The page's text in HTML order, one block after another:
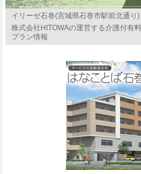
イリーゼ石巻(宮城県石巻市駅前北通り
株式会社HITOWAの運営する介護付有
プラン情報